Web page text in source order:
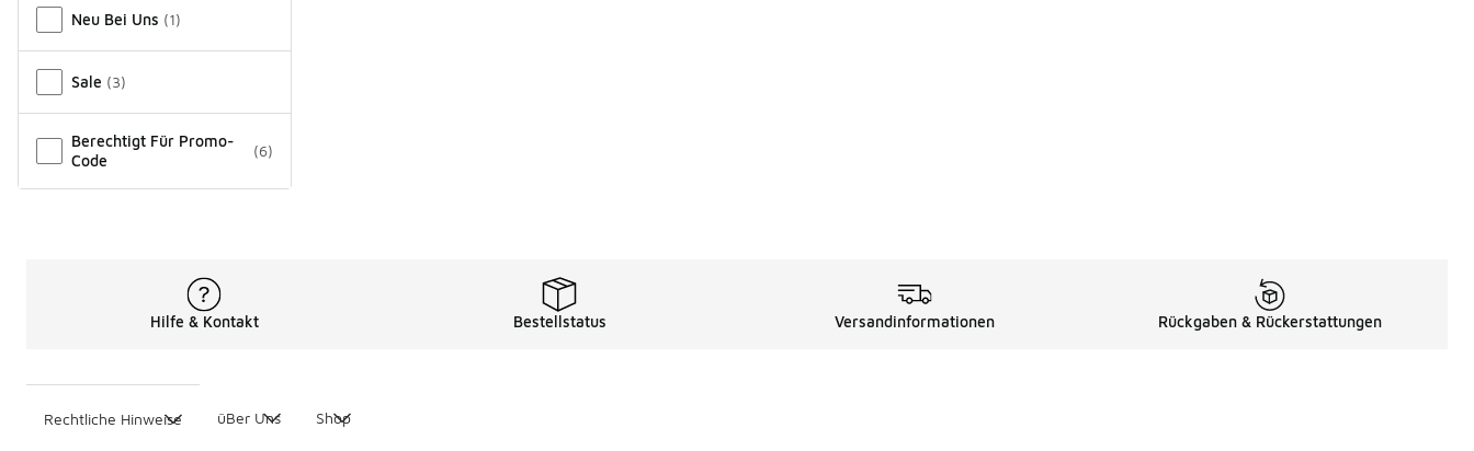
Neu Bei Uns (1)
Sale (3)
Berechtigt Für Promo-
Code
(6)
Hilfe & Kontakt Bestellstatus Versandinformationen Rückgaben & Rückerstattungen
Rechtliche Hinweise üBer Uns Shop